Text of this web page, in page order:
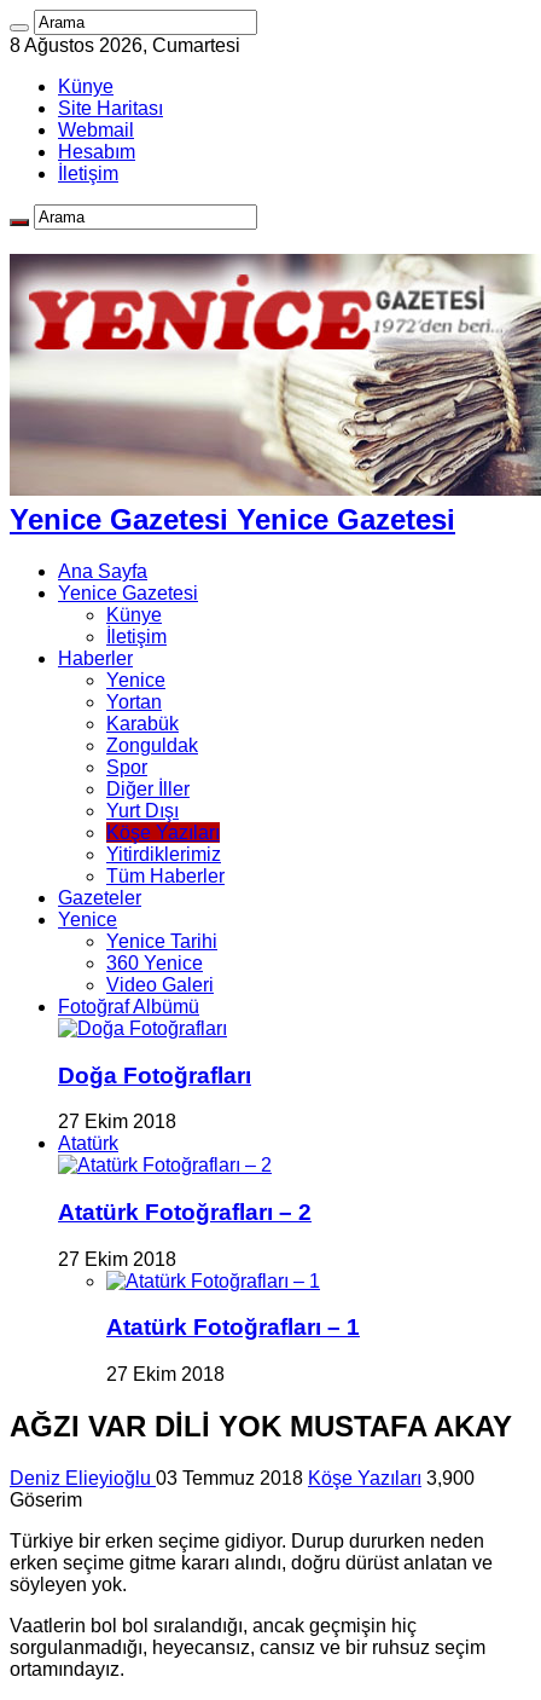
8 Ağustos 2026, Cumartesi
Künye
Site Haritası
Webmail
Hesabım
İletişim
Yenice Gazetesi Yenice Gazetesi
Ana Sayfa
Yenice Gazetesi
Künye
İletişim
Haberler
Yenice
Yortan
Karabük
Zonguldak
Spor
Diğer İller
Yurt Dışı
Köşe Yazıları
Yitirdiklerimiz
Tüm Haberler
Gazeteler
Yenice
Yenice Tarihi
360 Yenice
Video Galeri
Fotoğraf Albümü
Doğa Fotoğrafları
27 Ekim 2018
Atatürk
Atatürk Fotoğrafları – 2
27 Ekim 2018
Atatürk Fotoğrafları – 1
27 Ekim 2018
AĞZI VAR DİLİ YOK MUSTAFA AKAY
Deniz Elieyioğlu 03 Temmuz 2018 Köşe Yazıları 3,900
Göserim
Türkiye bir erken seçime gidiyor. Durup dururken neden
erken seçime gitme kararı alındı, doğru dürüst anlatan ve
söyleyen yok.
Vaatlerin bol bol sıralandığı, ancak geçmişin hiç
sorgulanmadığı, heyecansız, cansız ve bir ruhsuz seçim
ortamındayız.